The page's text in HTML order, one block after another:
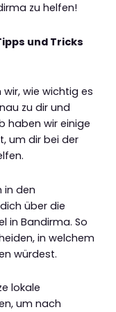
zu helfen!
und Tricks
wie wichtig es
zu dir und
haben wir einige
um dir bei der
in den
über die
in Bandirma. So
in welchem
würdest.
lokale
um nach